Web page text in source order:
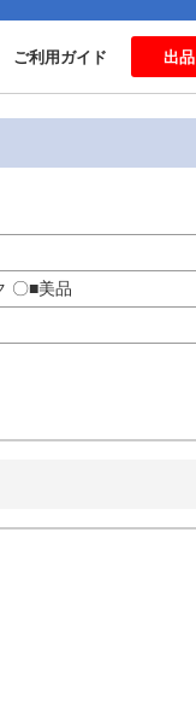
ご利用ガイド 出品
〇■美品